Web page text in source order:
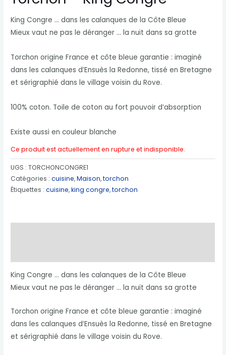
King Congre … dans les calanques de la Côte Bleue
Mieux vaut ne pas le déranger … la nuit dans sa grotte
Torchon origine France et côte bleue garantie : imaginé
dans les calanques d’Ensuès la Redonne, tissé en Bretagne
et sérigraphié dans le village voisin du Rove.
100% coton. Toile de coton au fort pouvoir d’absorption
Existe aussi en couleur blanche
Ce produit est actuellement en rupture et indisponible.
UGS :TORCHONCONGRE1
Catégories :cuisine,Maison,torchon
Étiquettes :cuisine,king congre,torchon
King Congre … dans les calanques de la Côte Bleue
Mieux vaut ne pas le déranger … la nuit dans sa grotte
Torchon origine France et côte bleue garantie : imaginé
dans les calanques d’Ensuès la Redonne, tissé en Bretagne
et sérigraphié dans le village voisin du Rove.